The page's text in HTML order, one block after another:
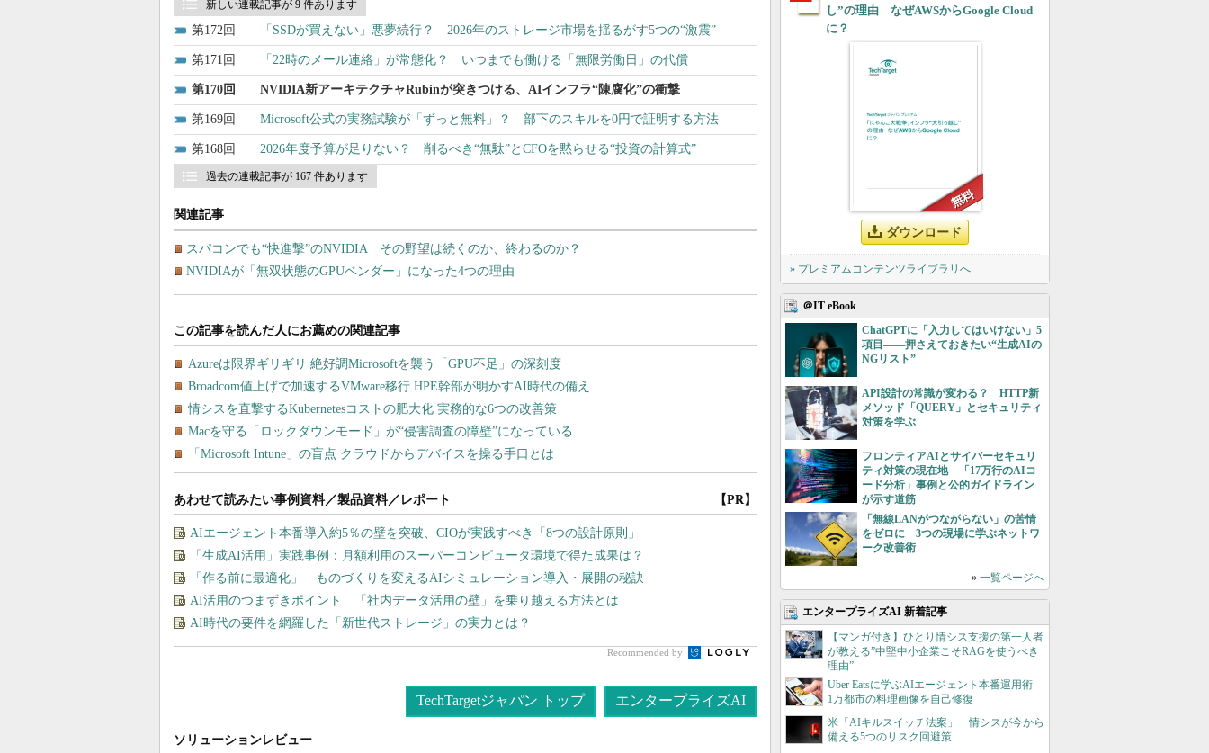
新しい連載記事が 9 件あります
172 「SSDが買えない」悪夢続行？ 2026年のストレージ市場を揺るがす5つの“激震”
171 「22時のメール連絡」が常態化？ いつまでも働ける「無限労働日」の代償
170 NVIDIA新アーキテクチャRubinが突きつける、AIインフラ“陳腐化”の衝撃
169 Microsoft公式の実務試験が「ずっと無料」？ 部下のスキルを0円で証明する方法
168 2026年度予算が足りない？ 削るべき“無駄”とCFOを黙らせる“投資の計算式”
過去の連載記事が 167 件あります
関連記事
スパコンでも“快進撃”のNVIDIA その野望は続くのか、終わるのか？
NVIDIAが「無双状態のGPUベンダー」になった4つの理由
あわせて読みたい事例資料／製品資料／レポート 【PR】
AIエージェント本番導入約5％の壁を突破、CIOが実践すべき「8つの設計原則」
「生成AI活用」実践事例：月額利用のスーパーコンピュータ環境で得た成果は？
「作る前に最適化」 ものづくりを変えるAIシミュレーション導入・展開の秘訣
AI活用のつまずきポイント 「社内データ活用の壁」を乗り越える方法とは
AI時代の要件を網羅した「新世代ストレージ」の実力とは？
Recommended by
TechTargetジャパン トップ エンタープライズAI
し”の理由 なぜAWSからGoogle Cloud
に？
ダウンロード
» プレミアムコンテンツライブラリへ
＠IT eBook
ChatGPTに「入力してはいけない」5
項目――押さえておきたい“生成AIの
NGリスト”
API設計の常識が変わる？ HTTP新
メソッド「QUERY」とセキュリティ
対策を学ぶ
フロンティアAIとサイバーセキュリ
ティ対策の現在地 「17万行のAIコ
ード分析」事例と公的ガイドライン
が示す道筋
「無線LANがつながらない」の苦情
をゼロに 3つの現場に学ぶネットワ
ーク改善術
» 一覧ページへ
エンタープライズAI 新着記事
【マンガ付き】ひとり情シス支援の第一人者
が教える”中堅中小企業こそRAGを使うべき
理由”
Uber Eatsに学ぶAIエージェント本番運用術
1万都市の料理画像を自己修復
米「AIキルスイッチ法案」 情シスが今から
備える5つのリスク回避策